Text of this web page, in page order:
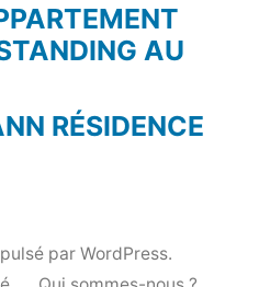
AU
RÉSIDENCE
par WordPress.